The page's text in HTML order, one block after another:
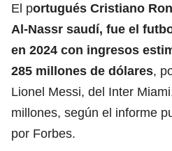
El portugués Cristiano
Al-Nassr saudí, fue el
en 2024 con ingresos
285 millones de dólares,
Lionel Messi, del Inter
millones, según el informe
por Forbes.